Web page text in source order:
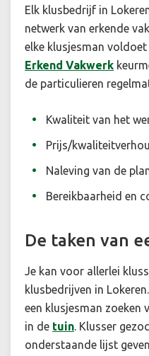
Elk klusbedrijf in
netwerk van erkende
elke klusjesman
Erkend Vakwerk
de particulieren
Kwaliteit van het
Prijs/
Naleving van de
Bereikbaarheid en
De taken van
Je kan voor allerlei
klusbedrijven in
een klusjesman
in de tuin. Klusser
onderstaande lijst